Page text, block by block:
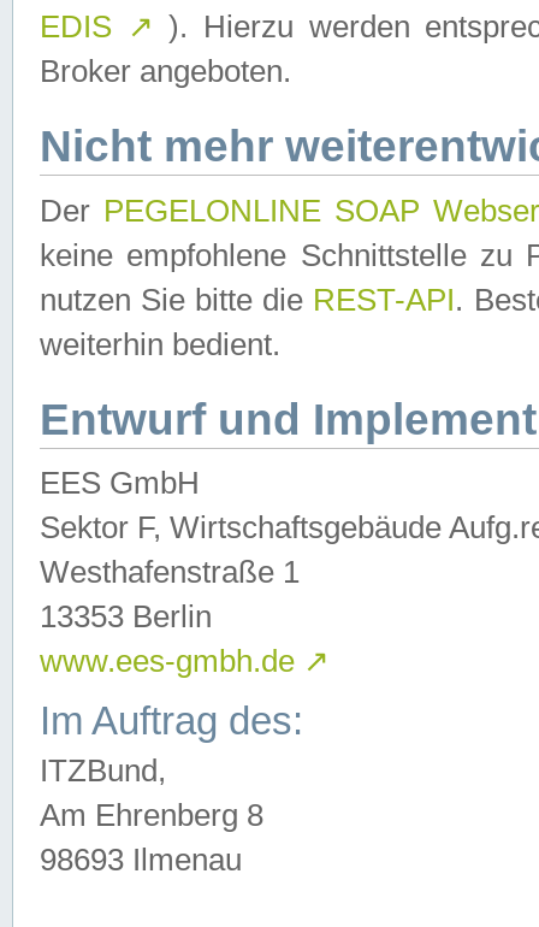
EDIS ↗ ). Hierzu werden
Broker angeboten.
Nicht mehr
Der PEGELONLINE SOAP
keine empfohlene Schnittstelle zu
nutzen Sie bitte die REST-API.
weiterhin bedient.
Entwurf und
EES GmbH
Sektor F, Wirtschaftsgebäude
Westhafenstraße 1
13353 Berlin
www.ees-gmbh.de ↗
Im Auftrag des:
ITZBund,
Am Ehrenberg 8
98693 Ilmenau